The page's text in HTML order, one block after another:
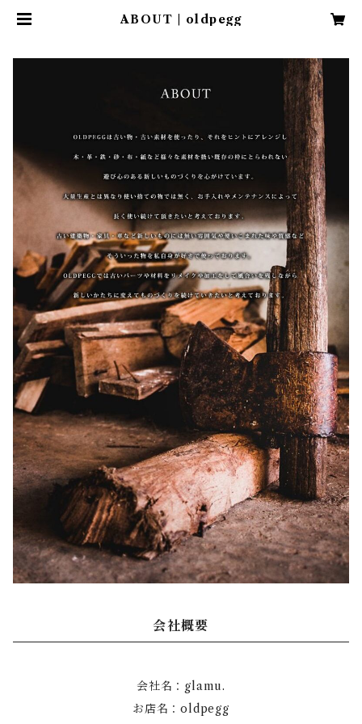
ABOUT | oldpegg
会社概要
会社名：glamu.
お店名：oldpegg